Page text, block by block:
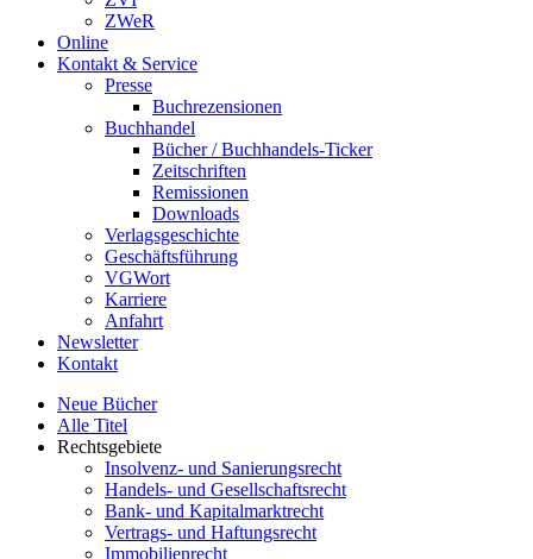
ZWeR
Online
Kontakt & Service
Presse
Buchrezensionen
Buchhandel
Bücher / Buchhandels-Ticker
Zeitschriften
Remissionen
Downloads
Verlagsgeschichte
Geschäftsführung
VGWort
Karriere
Anfahrt
Newsletter
Kontakt
Neue Bücher
Alle Titel
Rechtsgebiete
Insolvenz- und Sanierungsrecht
Handels- und Gesellschaftsrecht
Bank- und Kapitalmarktrecht
Vertrags- und Haftungsrecht
Immobilienrecht